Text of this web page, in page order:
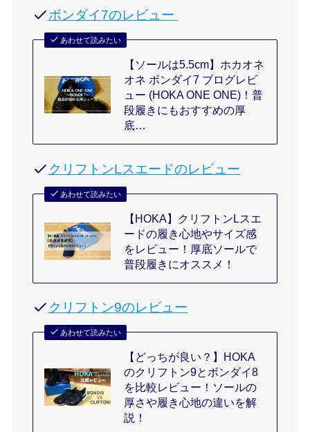
ボンダイ7のレビュー
あわせて読みたい
【ソールは5.5cm】ホカオネ
オネ ボンダイ7 ブログレビ
ュー (HOKA ONE ONE)！普
段履きにもおすすめの厚
底…
クリフトンLスエードのレビュー
あわせて読みたい
【HOKA】クリフトンLスエ
ードの履き心地やサイズ感
をレビュー！厚底ソールで
普段履きにオススメ！
クリフトン9のレビュー
あわせて読みたい
【どっちが良い？】HOKA
のクリフトン9とボンダイ8
を比較レビュー！ソールの
厚さや履き心地の違いを解
説！